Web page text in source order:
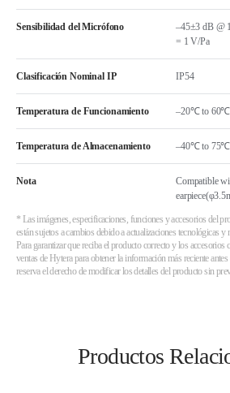
Sensibilidad del Micrófono
–45±3 dB @
= 1 V/Pa
Clasificación Nominal IP IP54
Temperatura de Funcionamiento –20℃ to 60℃
Temperatura de Almacenamiento –40℃ to 75℃
Nota
Compatible
* Las imágenes, especificaciones, funciones y accesorios del
están sujetos a cambios debido a actualizaciones tecnológicas
Para garantizar que reciba el producto correcto y los accesorios
ventas de Hytera para obtener la información más reciente
reserva el derecho de modificar los detalles del producto sin
Productos